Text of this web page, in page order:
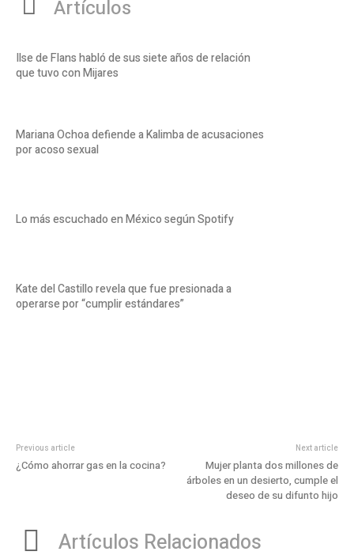
Artículos
Ilse de Flans habló de sus siete años de relación
que tuvo con Mijares
Mariana Ochoa defiende a Kalimba de acusaciones
por acoso sexual
Lo más escuchado en México según Spotify
Kate del Castillo revela que fue presionada a
operarse por “cumplir estándares”
Previous article
¿Cómo ahorrar gas en la cocina?
Next article
Mujer planta dos millones de
árboles en un desierto, cumple el
deseo de su difunto hijo
Artículos Relacionados